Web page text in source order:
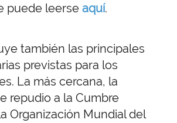
puede leerse aquí.
también las principales
previstas para los
La más cercana, la
repudio a la Cumbre
Organización Mundial del